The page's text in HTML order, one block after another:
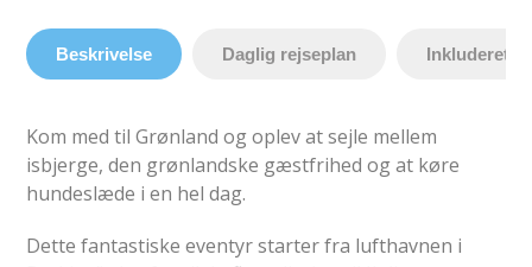
Beskrivelse Daglig rejseplan Inkluderet
Kom med til Grønland og oplev at sejle mellem
isbjerge, den grønlandske gæstfrihed og at køre
hundeslæde i en hel dag.
Dette fantastiske eventyr starter fra lufthavnen i